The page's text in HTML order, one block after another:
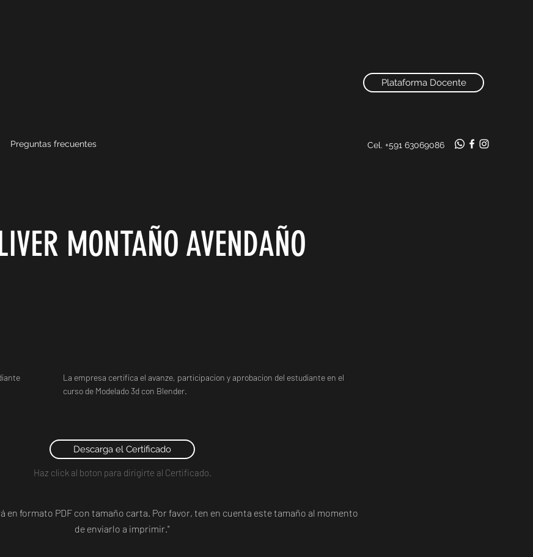
Plataforma Docente
Preguntas frecuentes Cel. +591 63069086
MONTAÑO AVENDAÑO
La empresa certifica el avanze, participacion y aprobacion del estudiante en el
curso de Modelado 3d con Blender.
Descarga el Certificado
Haz click al boton para dirigirte al Certificado.
en formato PDF con tamaño carta. Por favor, ten en cuenta este tamaño al momento
de enviarlo a imprimir."